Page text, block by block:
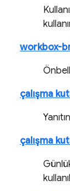
workbox-
çalışma
çalışma